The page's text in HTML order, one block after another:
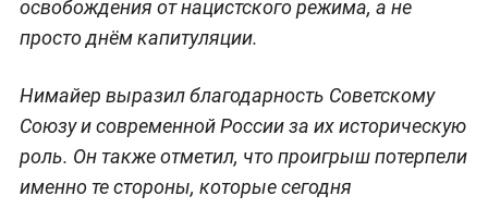
освобождения от нацистского режима, а не
просто днём капитуляции.
Нимайер выразил благодарность Советскому
Союзу и современной России за их историческую
роль. Он также отметил, что проигрыш потерпели
именно те стороны, которые сегодня